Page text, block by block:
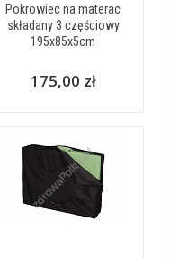
Pokrowiec na materac
składany 3 częściowy
195x85x5cm
175,00 zł